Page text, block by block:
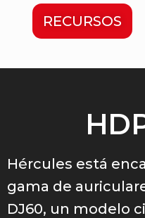
RECURSOS
Hércules está
gama de
DJ60, un modelo